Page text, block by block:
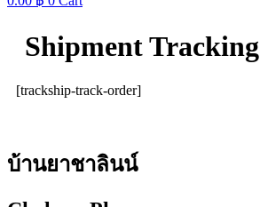
Shipment Tracking
[trackship-track-order]
บ้านยาชาลินน์